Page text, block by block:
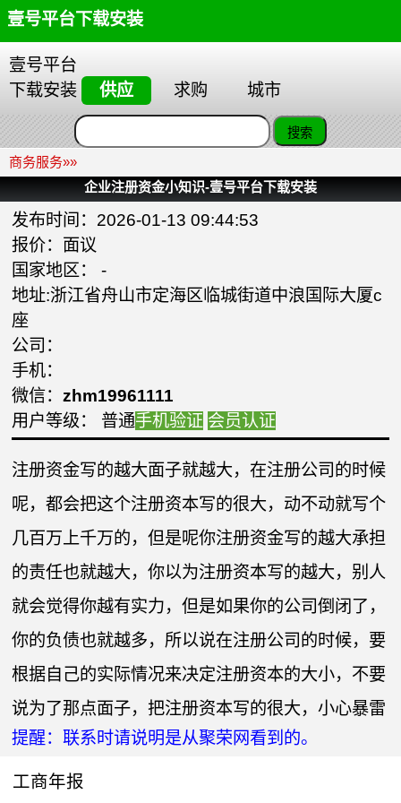
壹号平台下载安装
壹号平台
下载安装
供应 求购 城市
商务服务»»
企业注册资金小知识-壹号平台下载安装
发布时间：2026-01-13 09:44:53
报价：面议
国家地区： -
地址:浙江省舟山市定海区临城街道中浪国际大厦c
座
公司：
手机：
微信： zhm19961111
用户等级： 普通手机验证 会员认证
注册资金写的越大面子就越大，在注册公司的时候
呢，都会把这个注册资本写的很大，动不动就写个
几百万上千万的，但是呢你注册资金写的越大承担
的责任也就越大，你以为注册资本写的越大，别人
就会觉得你越有实力，但是如果你的公司倒闭了，
你的负债也就越多，所以说在注册公司的时候，要
根据自己的实际情况来决定注册资本的大小，不要
说为了那点面子，把注册资本写的很大，小心暴雷
提醒：联系时请说明是从聚荣网看到的。
工商年报